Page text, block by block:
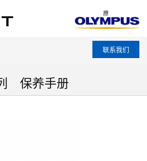
原
联系我们
保养手册